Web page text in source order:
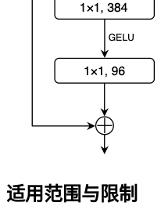
适用范围与限制